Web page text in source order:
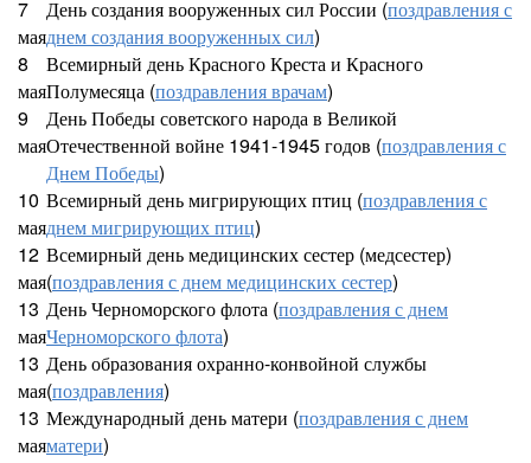
7
мая
День создания вооруженных сил России (поздравления с
днем создания вооруженных сил)
8
мая
Всемирный день Красного Креста и Красного
Полумесяца (поздравления врачам)
9
мая
День Победы советского народа в Великой
Отечественной войне 1941-1945 годов (поздравления с
Днем Победы)
10
мая
Всемирный день мигрирующих птиц (поздравления с
днем мигрирующих птиц)
12
мая
Всемирный день медицинских сестер (медсестер)
(поздравления с днем медицинских сестер)
13
мая
День Черноморского флота (поздравления с днем
Черноморского флота)
13
мая
День образования охранно-конвойной службы
(поздравления)
13
мая
Международный день матери (поздравления с днем
матери)